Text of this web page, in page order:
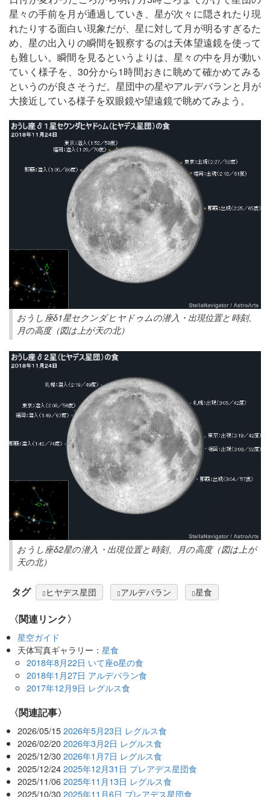
星々の手前を月が通過していき、星が次々に隠されたり現
れたりする面白い現象だが、星に対して月が明るすぎるた
め、星の出入りの瞬間を観察するのは天体望遠鏡を使って
も難しい。瞬間を見るというよりは、星々の中を月が動い
ていく様子を、30分から1時間おきに眺めて確かめてみる
というのが良さそうだ。星団中の星やアルデバランと月が
大接近している様子を双眼鏡や望遠鏡で眺めてみよう。
おうし座δ1星セクンダヒヤドゥムの潜入・出現位置と時刻、
月の高度（図は上が天の北）
おうし座δ2星の潜入・出現位置と時刻、月の高度（図は上が
天の北）
タグ ヒヤデス星団 アルデバラン 星食
〈関連リンク〉
星空ガイド
天体写真ギャラリー：星食
2018年8月22日 いて座ο星の食
2018年1月27日 アルデバラン食
2017年12月9日 レグルス食
関連記事
2026/05/15 2026年5月23日 レグルス食
2026/02/20 2026年3月2日 レグルス食
2025/12/30 2026年1月7日 レグルス食
2025/12/24 2025年12月31日 プレアデス星団食
2025/11/06 2025年11月13日 レグルス食
2025/10/30 2025年11月6日 プレアデス星団食